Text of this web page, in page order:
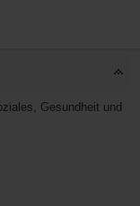
Gesundheit und